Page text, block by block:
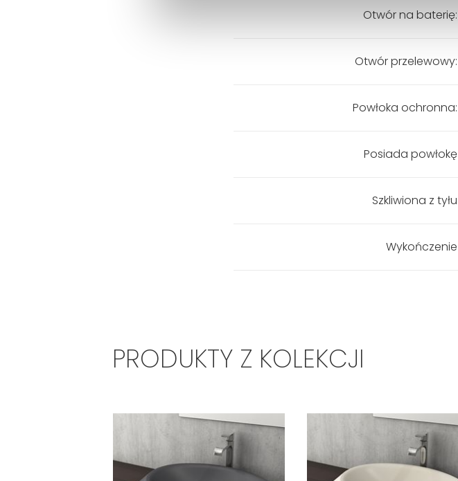
Otwór na baterię:
Otwór przelewowy:
Powłoka ochronna:
Posiada powłokę
Szkliwiona z tyłu
Wykończenie
PRODUKTY Z KOLEKCJI